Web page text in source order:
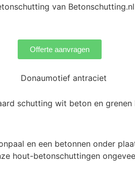
van
Offerte aanvragen
en een betonnen onder
hout-betonschuttingen